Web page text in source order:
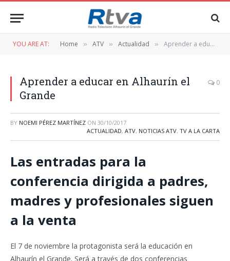
YOU ARE AT: Home » ATV » Actualidad » Aprender a educar en Alhaurín el Grande
Aprender a educar en Alhaurín el
Grande
0
BY NOEMI PÉREZ MARTÍNEZ ON 30/10/2017
ACTUALIDAD, ATV, NOTICIAS ATV, TV A LA CARTA
Las entradas para la
conferencia dirigida a padres,
madres y profesionales siguen
a la venta
El 7 de noviembre la protagonista será la educación en
Alhaurín el Grande. Será a través de dos conferencias